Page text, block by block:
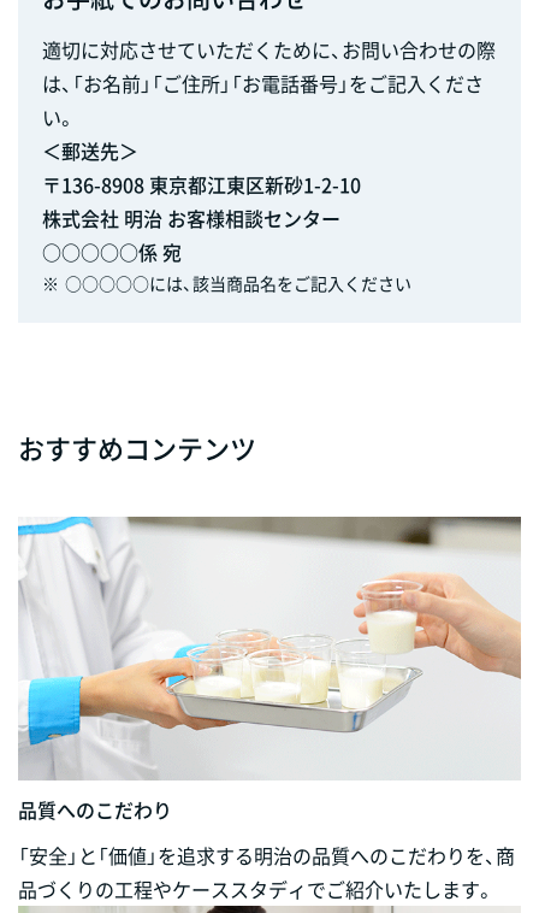
適切に対応させていただくために、お問い合わせの際
は、「お名前」「ご住所」「お電話番号」をご記入くださ
い。
＜郵送先＞
〒136-8908 東京都江東区新砂1-2-10
株式会社 明治 お客様相談センター
○○○○○係 宛
※ ○○○○○には、該当商品名をご記入ください
おすすめコンテンツ
品質へのこだわり
「安全」と「価値」を追求する明治の品質へのこだわりを、商
品づくりの工程やケーススタディでご紹介いたします。